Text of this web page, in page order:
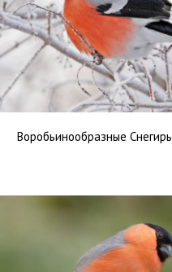
Воробьинообразные Снегирь